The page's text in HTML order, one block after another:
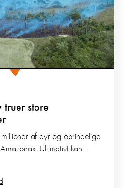
store
af dyr og oprindelige
Ultimativt kan...